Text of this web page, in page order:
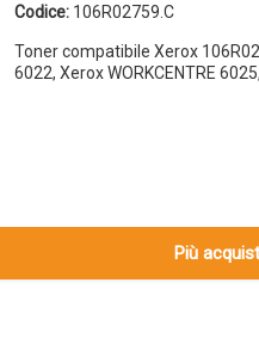
Codice: 106R02759.C
Toner compatibile Xerox
6022, Xerox WORKCENTRE
Più